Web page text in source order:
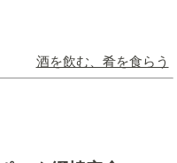
酒を飲む、肴を食らう